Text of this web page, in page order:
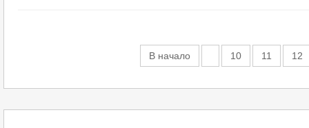
В начало 10 11 12